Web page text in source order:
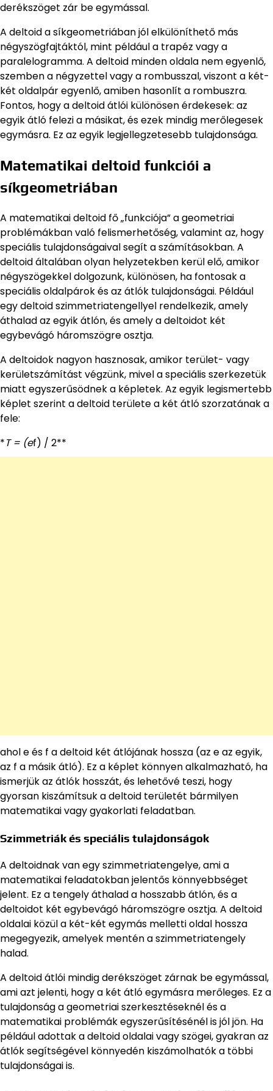
derékszöget zár be egymással.
A deltoid a síkgeometriában jól elkülöníthető más
négyszögfajtáktól, mint például a trapéz vagy a
paralelogramma. A deltoid minden oldala nem egyenlő,
szemben a négyzettel vagy a rombusszal, viszont a két-
két oldalpár egyenlő, amiben hasonlít a rombuszra.
Fontos, hogy a deltoid átlói különösen érdekesek: az
egyik átló felezi a másikat, és ezek mindig merőlegesek
egymásra. Ez az egyik legjellegzetesebb tulajdonsága.
Matematikai deltoid funkciói a
síkgeometriában
A matematikai deltoid fő „funkciója” a geometriai
problémákban való felismerhetőség, valamint az, hogy
speciális tulajdonságaival segít a számításokban. A
deltoid általában olyan helyzetekben kerül elő, amikor
négyszögekkel dolgozunk, különösen, ha fontosak a
speciális oldalpárok és az átlók tulajdonságai. Például
egy deltoid szimmetriatengellyel rendelkezik, amely
áthalad az egyik átlón, és amely a deltoidot két
egybevágó háromszögre osztja.
A deltoidok nagyon hasznosak, amikor terület- vagy
kerületszámítást végzünk, mivel a speciális szerkezetük
miatt egyszerűsödnek a képletek. Az egyik legismertebb
képlet szerint a deltoid területe a két átló szorzatának a
fele:
*T = (ef) / 2**
ahol e és f a deltoid két átlójának hossza (az e az egyik,
az f a másik átló). Ez a képlet könnyen alkalmazható, ha
ismerjük az átlók hosszát, és lehetővé teszi, hogy
gyorsan kiszámítsuk a deltoid területét bármilyen
matematikai vagy gyakorlati feladatban.
Szimmetriák és speciális tulajdonságok
A deltoidnak van egy szimmetriatengelye, ami a
matematikai feladatokban jelentős könnyebbséget
jelent. Ez a tengely áthalad a hosszabb átlón, és a
deltoidot két egybevágó háromszögre osztja. A deltoid
oldalai közül a két-két egymás melletti oldal hossza
megegyezik, amelyek mentén a szimmetriatengely
halad.
A deltoid átlói mindig derékszöget zárnak be egymással,
ami azt jelenti, hogy a két átló egymásra merőleges. Ez a
tulajdonság a geometriai szerkesztéseknél és a
matematikai problémák egyszerűsítésénél is jól jön. Ha
például adottak a deltoid oldalai vagy szögei, gyakran az
átlók segítségével könnyedén kiszámolhatók a többi
tulajdonságai is.